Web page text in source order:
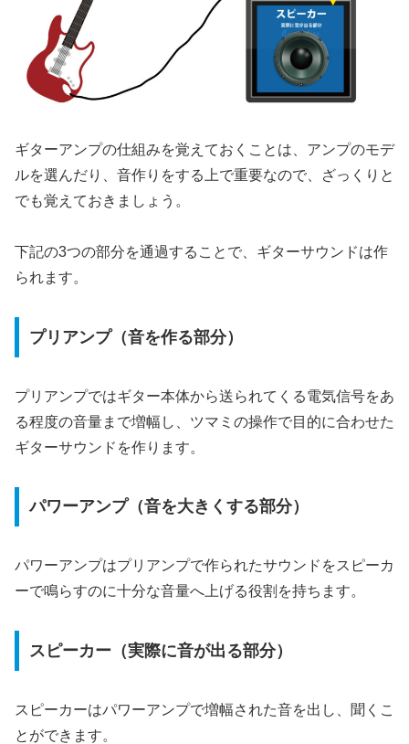
ギターアンプの仕組みを覚えておくことは、アンプのモデ
ルを選んだり、音作りをする上で重要なので、ざっくりと
でも覚えておきましょう。
下記の3つの部分を通過することで、ギターサウンドは作
られます。
プリアンプ（音を作る部分）
プリアンプではギター本体から送られてくる電気信号をあ
る程度の音量まで増幅し、ツマミの操作で目的に合わせた
ギターサウンドを作ります。
パワーアンプ（音を大きくする部分）
パワーアンプはプリアンプで作られたサウンドをスピーカ
ーで鳴らすのに十分な音量へ上げる役割を持ちます。
スピーカー（実際に音が出る部分）
スピーカーはパワーアンプで増幅された音を出し、聞くこ
とができます。